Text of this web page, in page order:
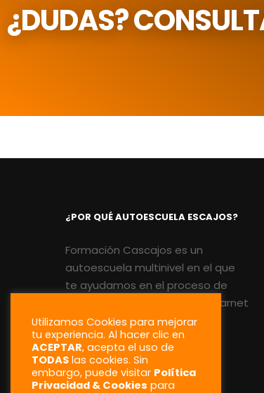
¿DUDAS?
¿POR QUÉ AUTOESCUELA ESCAJOS?
Formación Cascajos es un
autoescuela multinivel en el que
te ayudamos en el proceso de
aprendizaje para sacarte el carnet
que necesites.
Servicio profesional, precios
competitivos y metodología
adaptada al alumnado.
Utilizamos Cookies para mejorar
tu experiencia. Al hacer clic en
ACEPTAR, acepta el uso de
TODAS las cookies. Sin
embargo, puede visitar Política
Privacidad & Cookies para